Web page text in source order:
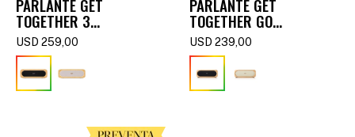
PARLANTE GET
TOGETHER 3
(BLUETOOTH) -
SIGNATURE BLACK
USD 259,00
PARLANTE GET
TOGETHER GO
(BLUETOOTH) -
SIGNATURE BLACK
USD 239,00